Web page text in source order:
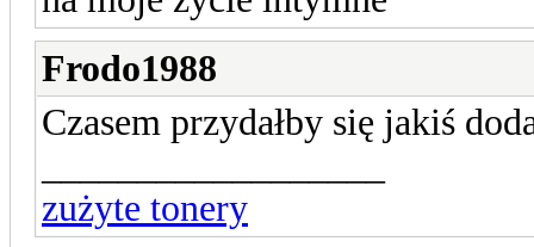
Frodo1988
Czasem przydałby się jakiś
zużyte tonery